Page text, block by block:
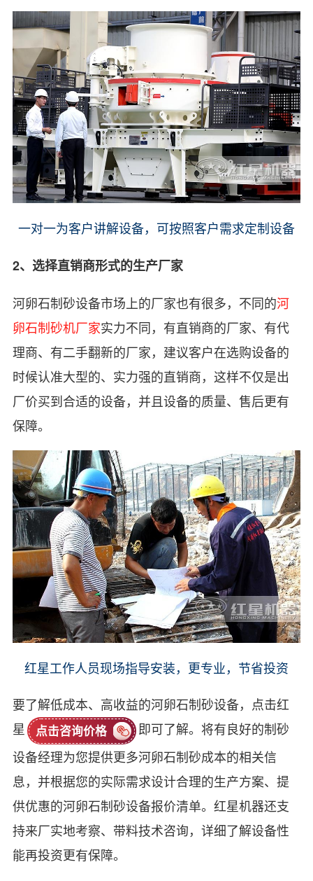
一对一为客户讲解设备，可按照客户需求定制设备
2、选择直销商形式的生产厂家
河卵石制砂设备市场上的厂家也有很多，不同的河
卵石制砂机厂家实力不同，有直销商的厂家、有代
理商、有二手翻新的厂家，建议客户在选购设备的
时候认准大型的、实力强的直销商，这样不仅是出
厂价买到合适的设备，并且设备的质量、售后更有
保障。
红星工作人员现场指导安装，更专业，节省投资
要了解低成本、高收益的河卵石制砂设备，点击红
星
点击咨询价格
即可了解。将有良好的制砂
设备经理为您提供更多河卵石制砂成本的相关信
息，并根据您的实际需求设计合理的生产方案、提
供优惠的河卵石制砂设备报价清单。红星机器还支
持来厂实地考察、带料技术咨询，详细了解设备性
能再投资更有保障。